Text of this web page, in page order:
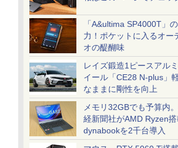
「A&ultima SP4000T」
力！ポケットに入るオー
オの醍醐味
レイズ鍛造1ピースアル
イール「CE28 N-plus」
なままに剛性を向上
メモリ32GBでも予算内
経新聞社がAMD Ryzen搭
dynabookを2千台導入